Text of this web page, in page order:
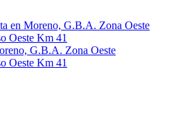
G.B.A. Zona Oeste
Oeste Km 41